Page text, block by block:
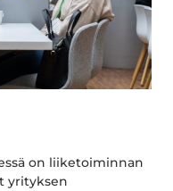
on liiketoiminnan
yrityksen